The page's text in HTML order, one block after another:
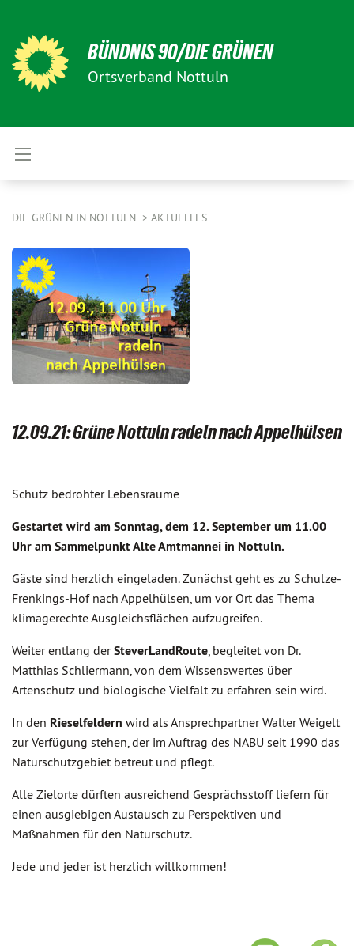
BÜNDNIS 90/DIE GRÜNEN
Ortsverband Nottuln
DIE GRÜNEN IN NOTTULN AKTUELLES
12.09.21: Grüne Nottuln radeln nach Appelhülsen
Schutz bedrohter Lebensräume
Gestartet wird am Sonntag, dem 12. September um 11.00
Uhr am Sammelpunkt Alte Amtmannei in Nottuln.
Gäste sind herzlich eingeladen. Zunächst geht es zu Schulze-
Frenkings-Hof nach Appelhülsen, um vor Ort das Thema
klimagerechte Ausgleichsflächen aufzugreifen.
Weiter entlang derSteverLandRoute, begleitet von Dr.
Matthias Schliermann, von dem Wissenswertes über
Artenschutz und biologische Vielfalt zu erfahren sein wird.
In den Rieselfeldern wird als Ansprechpartner Walter Weigelt
zur Verfügung stehen, der im Auftrag des NABU seit 1990 das
Naturschutzgebiet betreut und pflegt.
Alle Zielorte dürften ausreichend Gesprächsstoff liefern für
einen ausgiebigen Austausch zu Perspektiven und
Maßnahmen für den Naturschutz.
Jede und jeder ist herzlich willkommen!